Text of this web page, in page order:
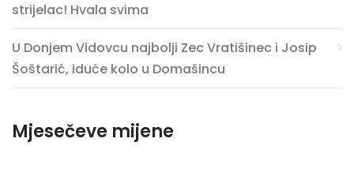
strijelac! Hvala svima
U Donjem Vidovcu najbolji Zec Vratišinec i Josip
Šoštarić, iduće kolo u Domašincu
Mjesečeve mijene